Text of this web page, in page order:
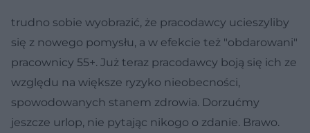
trudno sobie wyobrazić, że pracodawcy ucieszyliby
się z nowego pomysłu, a w efekcie też "obdarowani"
pracownicy 55+. Już teraz pracodawcy boją się ich ze
względu na większe ryzyko nieobecności,
spowodowanych stanem zdrowia. Dorzućmy
jeszcze urlop, nie pytając nikogo o zdanie. Brawo.